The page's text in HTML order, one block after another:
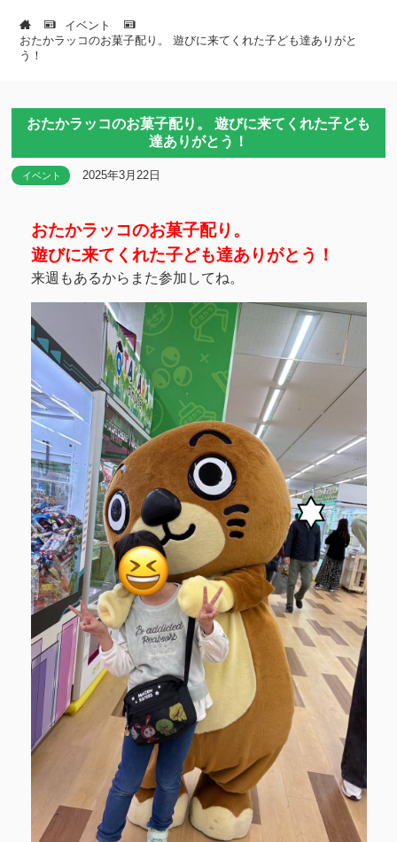
イベント
おたかラッコのお菓子配り。 遊びに来てくれた子ども達ありがと
う！
おたかラッコのお菓子配り。 遊びに来てくれた子ども
達ありがとう！
イベント 2025年3月22日
おたかラッコのお菓子配り。
遊びに来てくれた子ども達ありがとう！
来週もあるからまた参加してね。